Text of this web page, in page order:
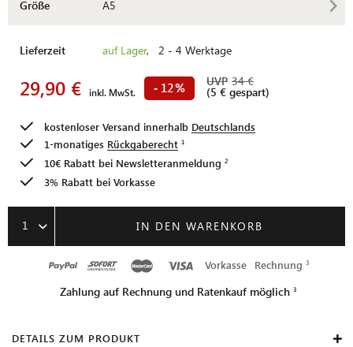
Größe A5
Lieferzeit auf Lager, 2 - 4 Werktage
29,90 € inkl. MwSt. - 12%
UVP 34 €
(5 € gespart)
kostenloser Versand innerhalb Deutschlands
1-monatiges Rückgaberecht
10€ Rabatt bei Newsletteranmeldung
3% Rabatt bei Vorkasse
1 IN DEN WARENKORB
Vorkasse Rechnung
Zahlung auf Rechnung und Ratenkauf möglich
DETAILS ZUM PRODUKT